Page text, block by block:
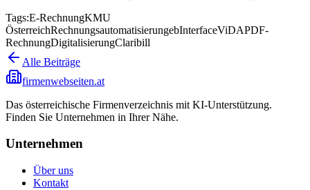
Tags:E-RechnungKMU
ÖsterreichRechnungsautomatisierungebInterfaceViDAPDF-
RechnungDigitalisierungClaribill
Alle Beiträge
firmenwebseiten.at
Das österreichische Firmenverzeichnis mit KI-Unterstützung.
Finden Sie Unternehmen in Ihrer Nähe.
Unternehmen
Über uns
Kontakt